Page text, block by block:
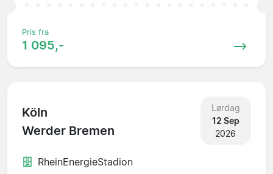
Pris fra
1 095,-
Köln
Werder Bremen
Lørdag
12 Sep
2026
RheinEnergieStadion